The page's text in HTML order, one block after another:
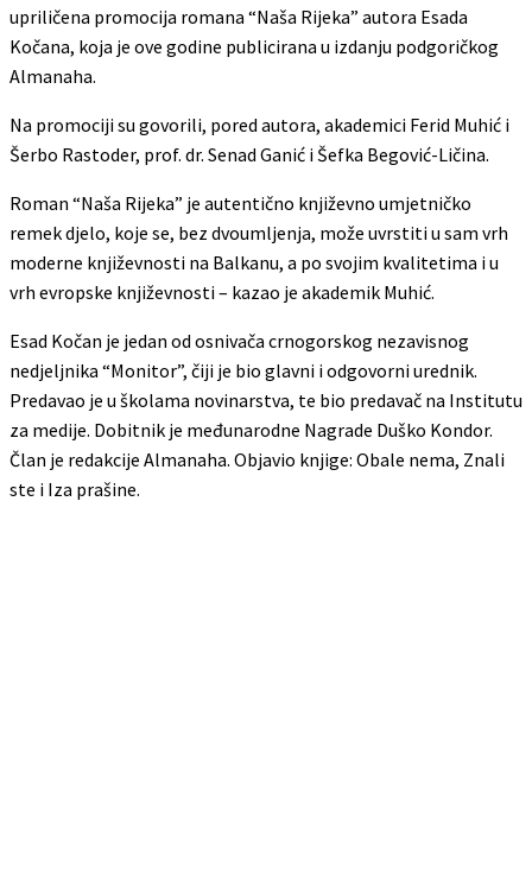
upriličena promocija romana “Naša Rijeka” autora Esada
Kočana, koja je ove godine publicirana u izdanju podgoričkog
Almanaha.
Na promociji su govorili, pored autora, akademici Ferid Muhić i
Šerbo Rastoder, prof. dr. Senad Ganić i Šefka Begović-Ličina.
Roman “Naša Rijeka” je autentično književno umjetničko
remek djelo, koje se, bez dvoumljenja, može uvrstiti u sam vrh
moderne književnosti na Balkanu, a po svojim kvalitetima i u
vrh evropske književnosti – kazao je akademik Muhić.
Esad Kočan je jedan od osnivača crnogorskog nezavisnog
nedjeljnika “Monitor”, čiji je bio glavni i odgovorni urednik.
Predavao je u školama novinarstva, te bio predavač na Institutu
za medije. Dobitnik je međunarodne Nagrade Duško Kondor.
Član je redakcije Almanaha. Objavio knjige: Obale nema, Znali
ste i Iza prašine.